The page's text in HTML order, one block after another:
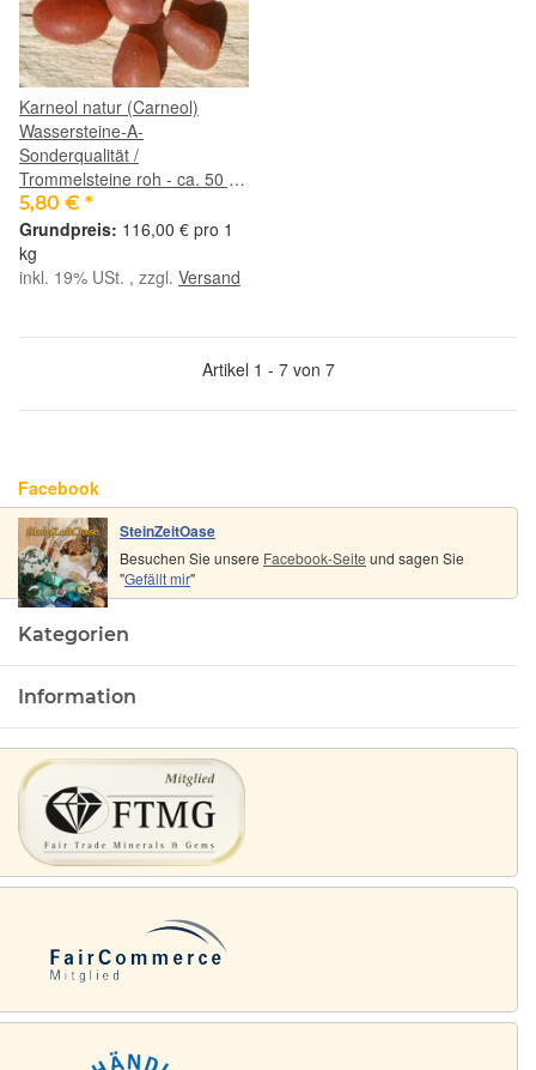
Karneol natur (Carneol)
Wassersteine-A-
Sonderqualität /
Trommelsteine roh - ca. 50 g
(GKS)
5,80 € *
116,00 € pro 1
kg
inkl. 19% USt. , zzgl. Versand
Artikel 1 - 7 von 7
Facebook
SteinZeitOase
Besuchen Sie unsere Facebook-Seite und sagen Sie
"Gefällt mir"
Kategorien
Information